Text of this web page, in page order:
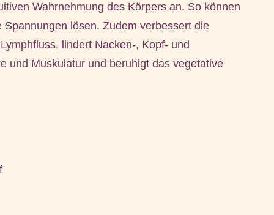
Wahrnehmung des Körpers an. So können
lösen. Zudem verbessert die
lindert Nacken-, Kopf- und
und Muskulatur und beruhigt das vegetative